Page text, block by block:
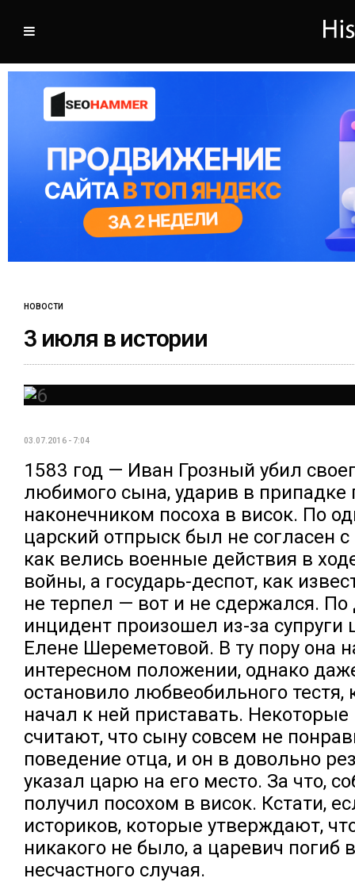
НОВОСТИ
3 июля в истории
03.07.2016 - 7:04
1583 год — Иван Грозный убил
любимого сына, ударив в припадке
наконечником посоха в висок. По
царский отпрыск был не согласен
как велись военные действия в
войны, а государь-деспот, как
не терпел — вот и не сдержался. По
инцидент произошел из-за супруги
Елене Шереметовой. В ту пору она
интересном положении, однако
остановило любвеобильного
начал к ней приставать. Некоторые
считают, что сыну совсем не
поведение отца, и он в довольно
указал царю на его место. За что,
получил посохом в висок. Кстати,
историков, которые утверждают,
никакого не было, а царевич погиб
несчастного случая.